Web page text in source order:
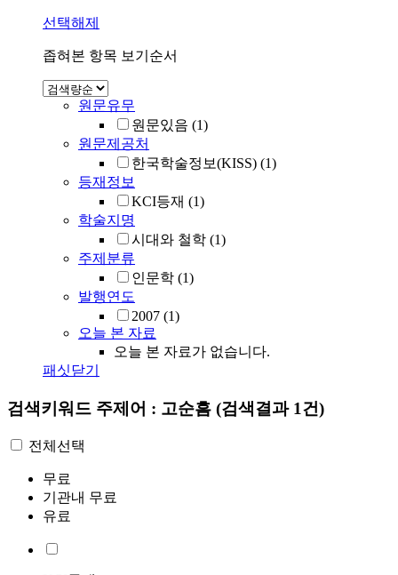
선택해제
좁혀본 항목 보기순서
원문유무
원문있음 (1)
원문제공처
한국학술정보(KISS) (1)
등재정보
KCI등재 (1)
학술지명
시대와 철학 (1)
주제분류
인문학 (1)
발행연도
2007 (1)
오늘 본 자료
오늘 본 자료가 없습니다.
패싯닫기
검색키워드 주제어 : 고순흠 (검색결과 1건)
전체선택
무료
기관내 무료
유료